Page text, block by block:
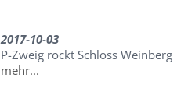
2017-10-03
P-Zweig rockt Schloss Weinberg
mehr...